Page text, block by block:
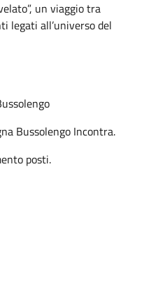
un viaggio tra
legati all’universo del
Bussolengo Incontra.
posti.